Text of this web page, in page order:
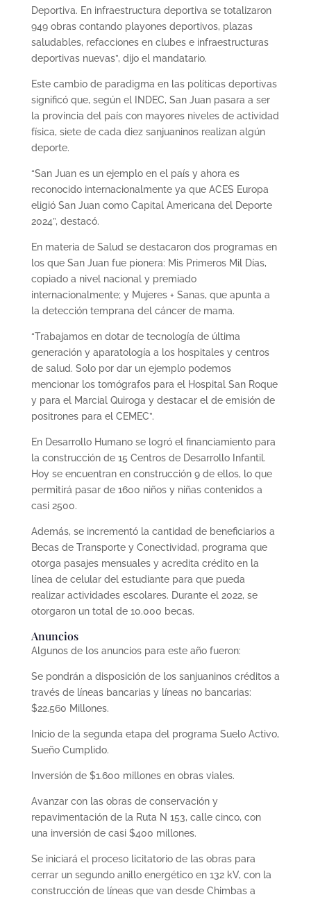
Deportiva. En infraestructura deportiva se totalizaron
949 obras contando playones deportivos, plazas
saludables, refacciones en clubes e infraestructuras
deportivas nuevas”, dijo el mandatario.
Este cambio de paradigma en las políticas deportivas
significó que, según el INDEC, San Juan pasara a ser
la provincia del país con mayores niveles de actividad
física, siete de cada diez sanjuaninos realizan algún
deporte.
“San Juan es un ejemplo en el país y ahora es
reconocido internacionalmente ya que ACES Europa
eligió San Juan como Capital Americana del Deporte
2024”, destacó.
En materia de Salud se destacaron dos programas en
los que San Juan fue pionera: Mis Primeros Mil Días,
copiado a nivel nacional y premiado
internacionalmente; y Mujeres + Sanas, que apunta a
la detección temprana del cáncer de mama.
“Trabajamos en dotar de tecnología de última
generación y aparatología a los hospitales y centros
de salud. Solo por dar un ejemplo podemos
mencionar los tomógrafos para el Hospital San Roque
y para el Marcial Quiroga y destacar el de emisión de
positrones para el CEMEC”.
En Desarrollo Humano se logró el financiamiento para
la construcción de 15 Centros de Desarrollo Infantil.
Hoy se encuentran en construcción 9 de ellos, lo que
permitirá pasar de 1600 niños y niñas contenidos a
casi 2500.
Además, se incrementó la cantidad de beneficiarios a
Becas de Transporte y Conectividad, programa que
otorga pasajes mensuales y acredita crédito en la
línea de celular del estudiante para que pueda
realizar actividades escolares. Durante el 2022, se
otorgaron un total de 10.000 becas.
Anuncios
Algunos de los anuncios para este año fueron:
Se pondrán a disposición de los sanjuaninos créditos a
través de líneas bancarias y líneas no bancarias:
$22.560 Millones.
Inicio de la segunda etapa del programa Suelo Activo,
Sueño Cumplido.
Inversión de $1.600 millones en obras viales.
Avanzar con las obras de conservación y
repavimentación de la Ruta N 153, calle cinco, con
una inversión de casi $400 millones.
Se iniciará el proceso licitatorio de las obras para
cerrar un segundo anillo energético en 132 kV, con la
construcción de líneas que van desde Chimbas a